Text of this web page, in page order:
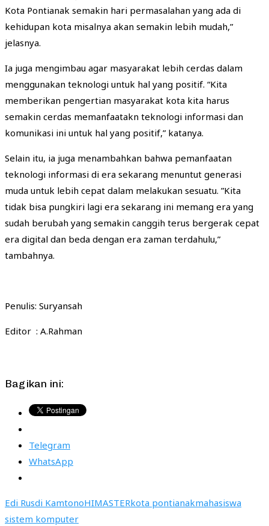
Kota Pontianak semakin hari permasalahan yang ada di
kehidupan kota misalnya akan semakin lebih mudah,”
jelasnya.
Ia juga mengimbau agar masyarakat lebih cerdas dalam
menggunakan teknologi untuk hal yang positif. “Kita
memberikan pengertian masyarakat kota kita harus
semakin cerdas memanfaatakn teknologi informasi dan
komunikasi ini untuk hal yang positif,” katanya.
Selain itu, ia juga menambahkan bahwa pemanfaatan
teknologi informasi di era sekarang menuntut generasi
muda untuk lebih cepat dalam melakukan sesuatu. ”Kita
tidak bisa pungkiri lagi era sekarang ini memang era yang
sudah berubah yang semakin canggih terus bergerak cepat
era digital dan beda dengan era zaman terdahulu,”
tambahnya.
Penulis: Suryansah
Editor : A.Rahman
Bagikan ini:
Telegram
WhatsApp
Edi Rusdi KamtonoHIMASTERkota pontianakmahasiswa
sistem komputer